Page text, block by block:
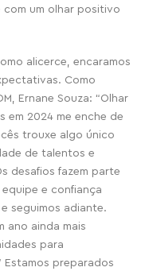
um olhar positivo
alicerce, encaramos
Como
Ernane Souza: “Olhar
em 2024 me enche de
trouxe algo único
de talentos e
desafios fazem parte
e confiança
seguimos adiante.
ano ainda mais
para
Estamos preparados